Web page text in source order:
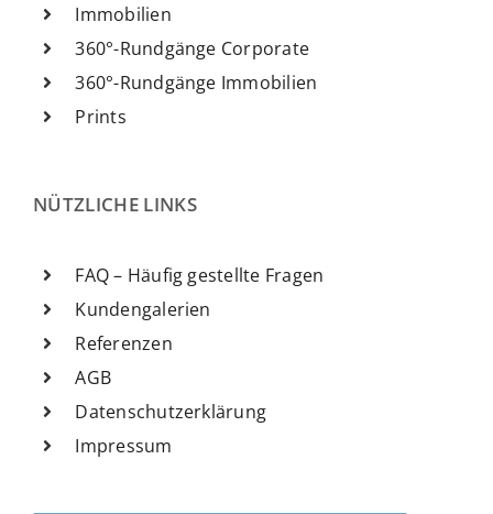
Immobilien
360°-Rundgänge Corporate
360°-Rundgänge Immobilien
Prints
NÜTZLICHE LINKS
FAQ – Häufig gestellte Fragen
Kundengalerien
Referenzen
AGB
Datenschutzerklärung
Impressum